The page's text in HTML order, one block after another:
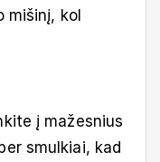
mišinį, kol
į mažesnius
smulkiai, kad